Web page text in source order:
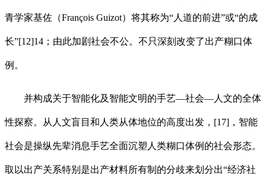
青学家基佐（François Guizot）将其称为“人道的前进”或“的成
长”[12]14；由此加剧社会不公。不只深刻改变了出产糊口体
例。
并构成关于智能化及智能文明的手艺—社会—人文的全体
性探察。从人文盲目和人类从体地位的高度出发，[17]，智能
社会是操纵先辈消息手艺全面沉塑人类糊口体例的社会形态。
取以出产关系特别是出产材料所有制的分歧来划分出“经济社